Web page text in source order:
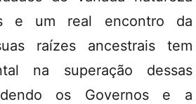
e um real encontro da
raízes ancestrais tem
na superação dessas
os Governos e a